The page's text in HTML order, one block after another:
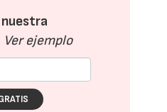
nuestra
Ver ejemplo